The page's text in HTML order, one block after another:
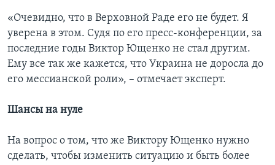
«Очевидно, что в Верховной Раде его не будет. Я
уверена в этом. Судя по его пресс-конференции, за
последние годы Виктор Ющенко не стал другим.
Ему все так же кажется, что Украина не доросла до
его мессианской роли», – отмечает эксперт.
Шансы на нуле
На вопрос о том, что же Виктору Ющенко нужно
сделать, чтобы изменить ситуацию и быть более